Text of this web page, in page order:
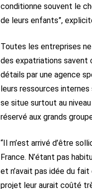
conditionne souvent le
de leurs enfants”,
Toutes les entreprises
des expatriations savent
détails par une agence
leurs ressources
se situe surtout au
réservé aux grands
“Il m’est arrivé d’être
France. N’étant pas
et n’avait pas idée du
projet leur aurait coûté